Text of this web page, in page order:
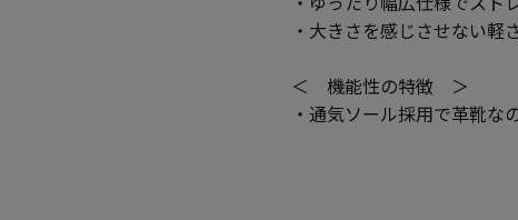
・大きさを感じさせない軽
＜ 機能性の特徴 ＞
・通気ソール採用で革靴な